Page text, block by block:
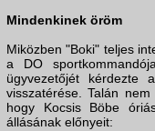
Mindenkinek öröm
Miközben "Boki" teljes
a DO
ügyvezetőjét kérdezte
visszatérése. Talán
hogy Kocsis Böbe
állásának előnyeit: